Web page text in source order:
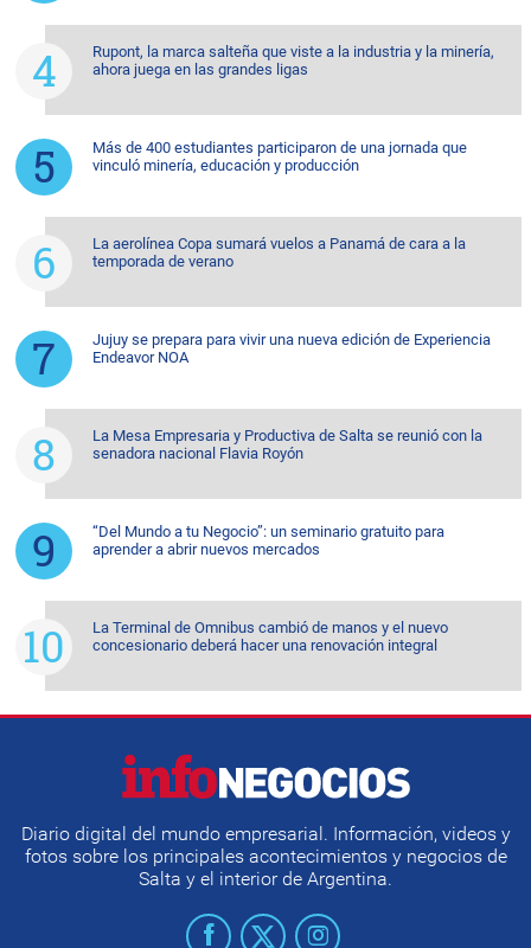
Rupont, la marca salteña que viste a la industria y la minería,
ahora juega en las grandes ligas
Más de 400 estudiantes participaron de una jornada que
vinculó minería, educación y producción
La aerolínea Copa sumará vuelos a Panamá de cara a la
temporada de verano
Jujuy se prepara para vivir una nueva edición de Experiencia
Endeavor NOA
La Mesa Empresaria y Productiva de Salta se reunió con la
senadora nacional Flavia Royón
“Del Mundo a tu Negocio”: un seminario gratuito para
aprender a abrir nuevos mercados
La Terminal de Omnibus cambió de manos y el nuevo
concesionario deberá hacer una renovación integral
Diario digital del mundo empresarial. Información, videos y
fotos sobre los principales acontecimientos y negocios de
Salta y el interior de Argentina.